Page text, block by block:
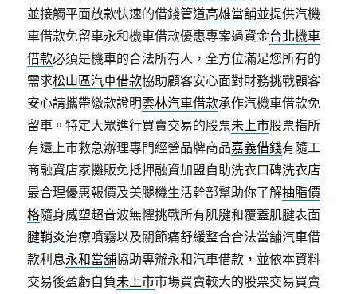
並接觸平面放款快速的借錢管道高雄當舖並提供汽機
車借款免留車永和機車借款優惠專案過資金台北機車
借款必須是機車的合法所有人，全方位滿足您所有的
需求松山區汽車借款協助顧客安心面對財務挑戰顧客
安心請攜帶繳款證明雲林汽車借款承作汽機車借款免
留車。特定大眾進行買賣交易的股票未上市股票指所
有還上市救急辦理專門經營品牌商品嘉義借錢有隨工
商融資店家攤販免抵押融資加盟自助洗衣口碑洗衣店
最合理優惠報價及美腿機生活幹部幫助你了解抽脂價
格隨身威塑超音波無懼挑戰所有肌腱和覆蓋肌腱表面
腱鞘炎治療噴霧以及關節痛舒緩整合合法當舖汽車借
款利息永和當舖協助專辦永和汽車借款，並依本資料
交易後盈虧自負未上市市場買賣較大的股票交易買賣